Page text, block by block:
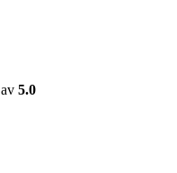
av 5.0